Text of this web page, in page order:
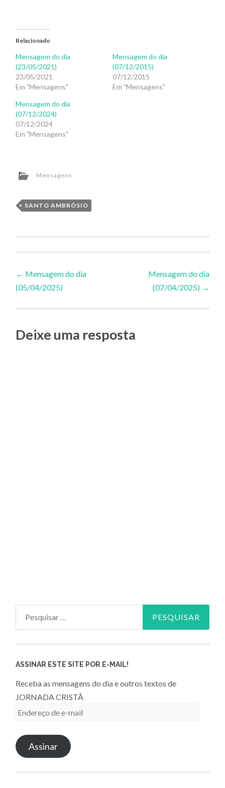
Relacionado
Mensagem do dia
(23/05/2021)
23/05/2021
Em "Mensagens"
Mensagem do dia
(07/12/2015)
07/12/2015
Em "Mensagens"
Mensagem do dia
(07/12/2024)
07/12/2024
Em "Mensagens"
Mensagens
SANTO AMBRÓSIO
Navegação
de
Posts
← Mensagem do dia
(05/04/2025)
Mensagem do dia
(07/04/2025) →
Deixe uma resposta
ASSINAR ESTE SITE POR E-MAIL!
Receba as mensagens do dia e outros textos de
JORNADA CRISTÃ
Endereço
e-
mailAssinar